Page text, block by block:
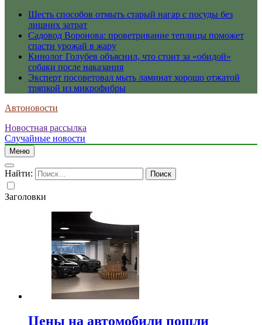
Шесть способов отмыть старый нагар с посуды без
лишних затрат
Садовод Воронова: проветривание теплицы поможет
спасти урожай в жару
Кинолог Голубев объяснил, что стоит за «обидой»
собаки после наказания
Эксперт посоветовал мыть ламинат хорошо отжатой
тряпкой из микрофибры
Автоновости
Новостная рассылка
Случайные новости
Меню
Найти:
Заголовки
Цены на автомобили пошли